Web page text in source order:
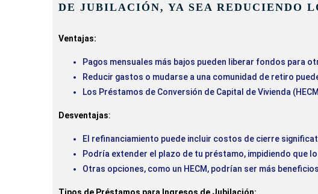
DE JUBILACIÓN, YA SEA REDUCIENDO
Ventajas:
Pagos mensuales más bajos pueden liberar fondos para
Reducir gastos o mudarse a una comunidad de retiro
Los Préstamos de Conversión de Capital de Vivienda
Desventajas:
El refinanciamiento puede incluir costos de cierre
Podría extender el plazo de tu préstamo, impidiendo que
Otras opciones, como un HECM, podrían ser más
Tipos de Préstamos para Ingresos de Jubilación: